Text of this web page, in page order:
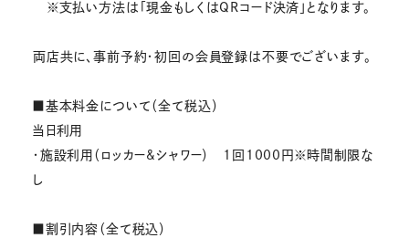
※支払い方法は「現金もしくはQRコード決済」となります。
両店共に、事前予約・初回の会員登録は不要でございます。
■基本料金について（全て税込）
当日利用
・施設利用（ロッカー&シャワー） 1回1000円※時間制限な
し
■割引内容（全て税込）